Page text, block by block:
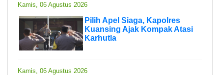
Kamis, 06 Agustus 2026
Pilih Apel Siaga, Kapolres
Kuansing Ajak Kompak Atasi
Karhutla
Kamis, 06 Agustus 2026